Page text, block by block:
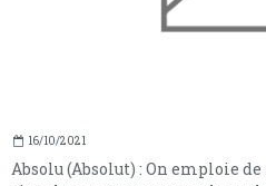
16/10/2021
Absolu (Absolut) : On emploie